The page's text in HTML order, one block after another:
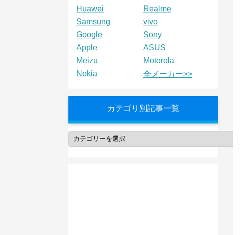
Huawei
Realme
Samsung
vivo
Google
Sony
Apple
ASUS
Meizu
Motorola
Nokia
全メーカー>>
カテゴリ別記事一覧